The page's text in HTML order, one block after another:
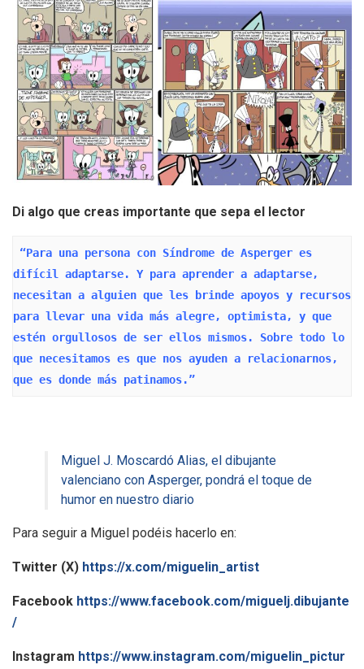
Di algo que creas importante que sepa el lector
difícil adaptarse. Y para aprender a adaptarse,
necesitan a alguien que les brinde apoyos y recursos
para llevar una vida más alegre, optimista, y que
estén orgullosos de ser ellos mismos. Sobre todo lo
que necesitamos es que nos ayuden a relacionarnos,
que es donde más patinamos.”
Miguel J. Moscardó Alias, el dibujante
valenciano con Asperger, pondrá el toque de
humor en nuestro diario
Para seguir a Miguel podéis hacerlo en:
Twitter (X) https://x.com/miguelin_artist
Facebook https://www.facebook.com/miguelj.dibujante
/
Instagram https://www.instagram.com/miguelin_pictur